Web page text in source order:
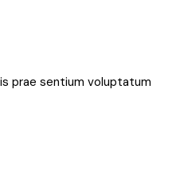
prae sentium voluptatum